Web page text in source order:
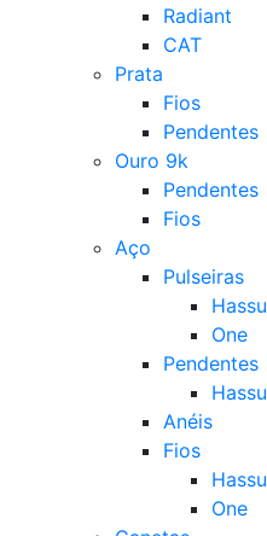
Radiant
CAT
Prata
Fios
Pendentes
Ouro 9k
Pendentes
Fios
Aço
Pulseiras
Hassu
One
Pendentes
Hassu
Anéis
Fios
Hassu
One